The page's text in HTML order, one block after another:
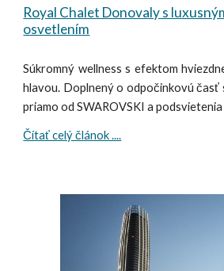
Royal Chalet Donovaly s
osvetlením
Súkromný wellness s efektom
hlavou. Doplnený o odpočinkovú časť
priamo od SWAROVSKI a podsvietenia
Čítať celý článok ....